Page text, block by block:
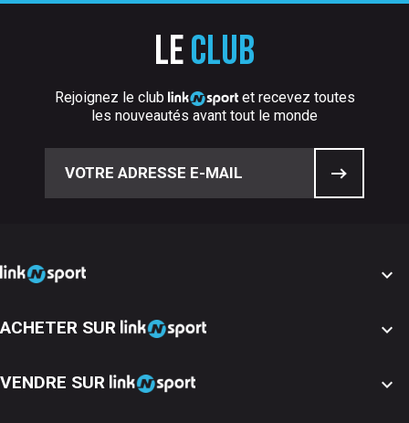
Le club
Rejoignez le club
et recevez toutes
les nouveautés avant tout le monde

ACHETER SUR 
VENDRE SUR 